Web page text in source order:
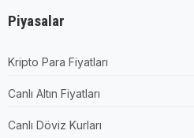
Piyasalar
Kripto Para Fiyatları
Canlı Altın Fiyatları
Canlı Döviz Kurları